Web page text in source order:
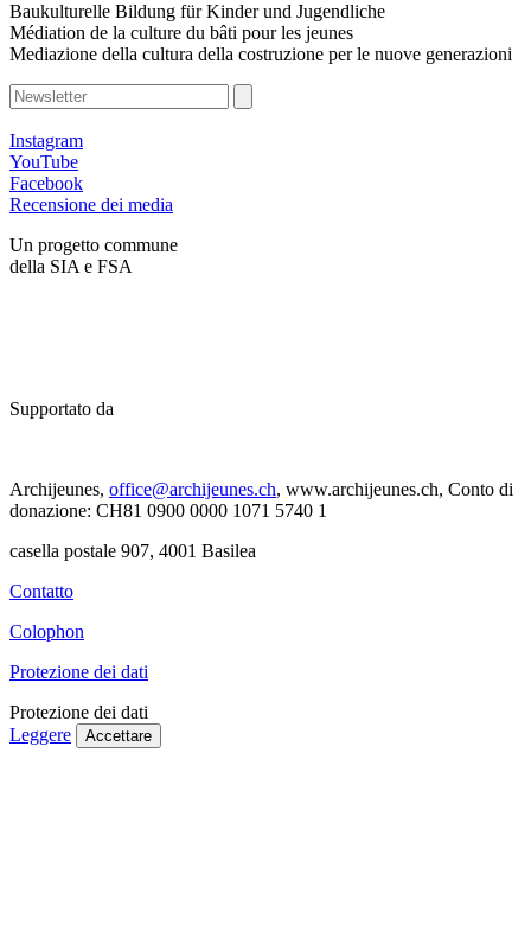
Baukulturelle Bildung für Kinder und Jugendliche
Médiation de la culture du bâti pour les jeunes
Mediazione della cultura della costruzione per le nuove generazioni
Instagram
YouTube
Facebook
Recensione dei media
Un progetto commune
della SIA e FSA
Supportato da
Archijeunes, office@archijeunes.ch, www.archijeunes.ch, Conto di
donazione: CH81 0900 0000 1071 5740 1
casella postale 907, 4001 Basilea
Contatto
Colophon
Protezione dei dati
Protezione dei dati
Leggere
Accettare